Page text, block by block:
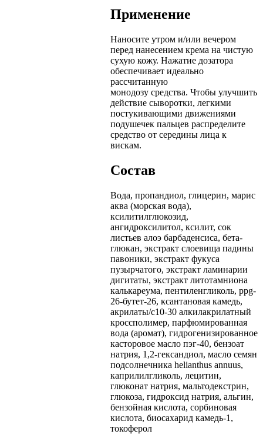
Применение
Наносите утром и/или вечером
перед нанесением крема на чистую
сухую кожу. Нажатие дозатора
обеспечивает идеально
рассчитанную
монодозу средства. Чтобы улучшить
действие сыворотки, легкими
постукивающими движениями
подушечек пальцев распределите
средство от середины лица к
вискам.
Состав
Вода, пропандиол, глицерин, марис
аква (морская вода),
ксилитилглюкозид,
ангидроксилитол, ксилит, сок
листьев алоэ барбаденсиса, бета-
глюкан, экстракт слоевища падины
павоники, экстракт фукуса
пузырчатого, экстракт ламинарии
дигитаты, экстракт литотамниона
калькареума, пентиленгликоль, ppg-
26-бутет-26, ксантановая камедь,
акрилаты/c10-30 алкилакрилатный
кроссполимер, парфюмированная
вода (аромат), гидрогенизированное
касторовое масло пэг-40, бензоат
натрия, 1,2-гександиол, масло семян
подсолнечника helianthus annuus,
каприлилгликоль, лецитин,
глюконат натрия, мальтодекстрин,
глюкоза, гидроксид натрия, альгин,
бензойная кислота, сорбиновая
кислота, биосахарид камедь-1,
токоферол